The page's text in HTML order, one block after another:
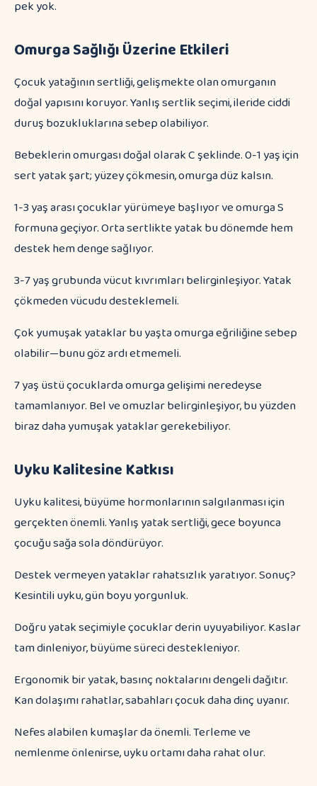
pek yok.
Omurga Sağlığı Üzerine Etkileri
Çocuk yatağının sertliği, gelişmekte olan omurganın
doğal yapısını koruyor. Yanlış sertlik seçimi, ileride ciddi
duruş bozukluklarına sebep olabiliyor.
Bebeklerin omurgası doğal olarak C şeklinde. 0-1 yaş için
sert yatak şart; yüzey çökmesin, omurga düz kalsın.
1-3 yaş arası çocuklar yürümeye başlıyor ve omurga S
formuna geçiyor. Orta sertlikte yatak bu dönemde hem
destek hem denge sağlıyor.
3-7 yaş grubunda vücut kıvrımları belirginleşiyor. Yatak
çökmeden vücudu desteklemeli.
Çok yumuşak yataklar bu yaşta omurga eğriliğine sebep
olabilir—bunu göz ardı etmemeli.
7 yaş üstü çocuklarda omurga gelişimi neredeyse
tamamlanıyor. Bel ve omuzlar belirginleşiyor, bu yüzden
biraz daha yumuşak yataklar gerekebiliyor.
Uyku Kalitesine Katkısı
Uyku kalitesi, büyüme hormonlarının salgılanması için
gerçekten önemli. Yanlış yatak sertliği, gece boyunca
çocuğu sağa sola döndürüyor.
Destek vermeyen yataklar rahatsızlık yaratıyor. Sonuç?
Kesintili uyku, gün boyu yorgunluk.
Doğru yatak seçimiyle çocuklar derin uyuyabiliyor. Kaslar
tam dinleniyor, büyüme süreci destekleniyor.
Ergonomik bir yatak, basınç noktalarını dengeli dağıtır.
Kan dolaşımı rahatlar, sabahları çocuk daha dinç uyanır.
Nefes alabilen kumaşlar da önemli. Terleme ve
nemlenme önlenirse, uyku ortamı daha rahat olur.